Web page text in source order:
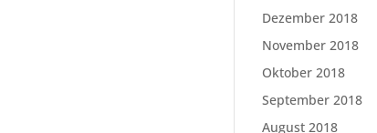
Dezember 2018
November 2018
Oktober 2018
September 2018
August 2018